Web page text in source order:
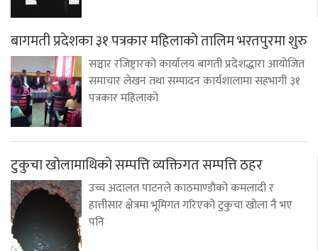
बागमती प्रदेशका ३१ पत्रकार महिलाको तालिम भरतपुरमा शुरु
सञ्चार रजिष्ट्रारको कार्यालय बागती प्रदेशद्धारा आयोजित
समाचार लेखन तथा सम्पादन कार्यशालामा सहभागी ३१
पत्रकार महिलाको
टुकुचा खोलामाथिको सम्पत्ति व्यक्तिगत सम्पत्ति ठहर
उच्च अदालत पाटनले काठमाण्डाैको कमलादी र
हात्तीसार क्षेत्रमा भूमिगत गरिएको टुकुचा खोला नै भए
पनि